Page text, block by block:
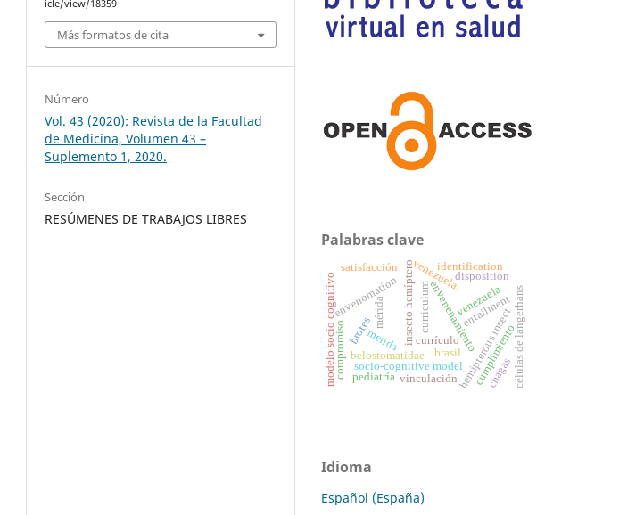
icle/view/18359
Más formatos de cita
Número
Vol. 43 (2020): Revista de la Facultad
de Medicina, Volumen 43 –
Suplemento 1, 2020.
Sección
RESÚMENES DE TRABAJOS LIBRES
Palabras clave
envenenamiento
insecto hemíptero
belostomatidae
mérida venezuela
envenomation
hemipterous insect
merida
venezuela.
currículo
modelo socio cognitivo curriculum
socio-cognitive model
compromiso vinculación cumplimiento
satisfacción identification
entailment
disposition
chagas
brasil
brotes células de langerhans
pediatría
Idioma
Español (España)